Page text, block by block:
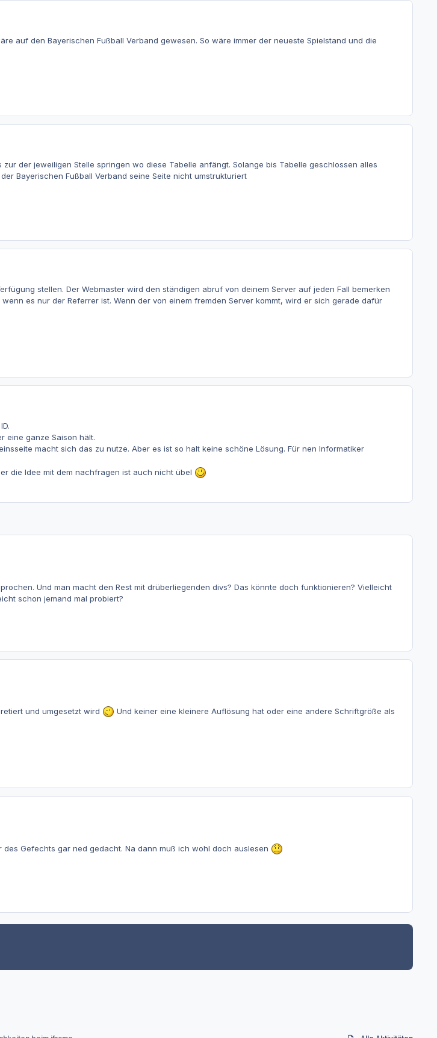
auf den Bayerischen Fußball Verband gewesen. So wäre immer der neueste Spielstand und die
der jeweiligen Stelle springen wo diese Tabelle anfängt. Solange bis Tabelle geschlossen alles
Bayerischen Fußball Verband seine Seite nicht umstrukturiert
stellen. Der Webmaster wird den ständigen abruf von deinem Server auf jeden Fall bemerken
es nur der Referrer ist. Wenn der von einem fremden Server kommt, wird er sich gerade dafür
eine ganze Saison hält.
macht sich das zu nutze. Aber es ist so halt keine schöne Lösung. Für nen Informatiker
die Idee mit dem nachfragen ist auch nicht übel
Und man macht den Rest mit drüberliegenden divs? Das könnte doch funktionieren? Vielleicht
schon jemand mal probiert?
und umgesetzt wird
Und keiner eine kleinere Auflösung hat oder eine andere Schriftgröße als
Gefechts gar ned gedacht. Na dann muß ich wohl doch auslesen